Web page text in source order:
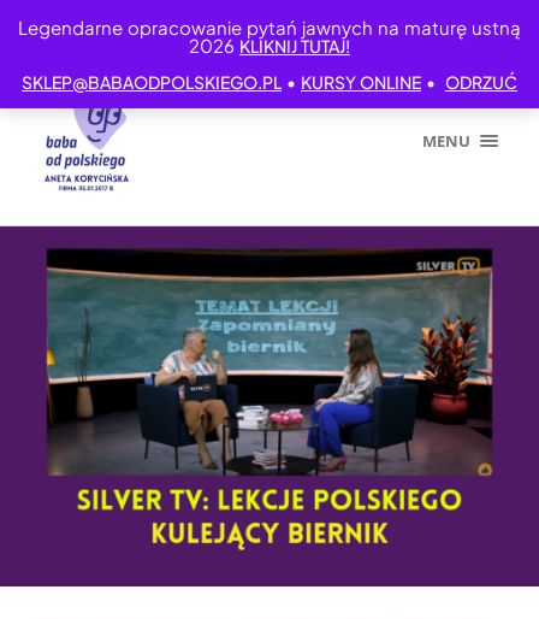
Legendarne opracowanie pytań jawnych na maturę ustną
2026 KLIKNIJ TUTAJ!
SKLEP@BABAODPOLSKIEGO.PL • KURSY ONLINE • ODRZUĆ
MENU